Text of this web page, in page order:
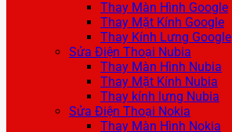
Thay Màn Hình Google
Thay Mặt Kính Google
Thay Kính Lưng Google
Sửa Điện Thoại Nubia
Thay Màn Hình Nubia
Thay Mặt Kính Nubia
Thay kính lưng Nubia
Sửa Điện Thoại Nokia
Thay Màn Hình Nokia